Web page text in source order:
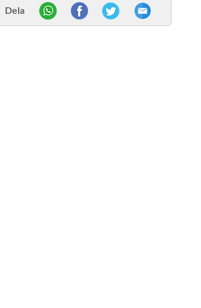
Dela